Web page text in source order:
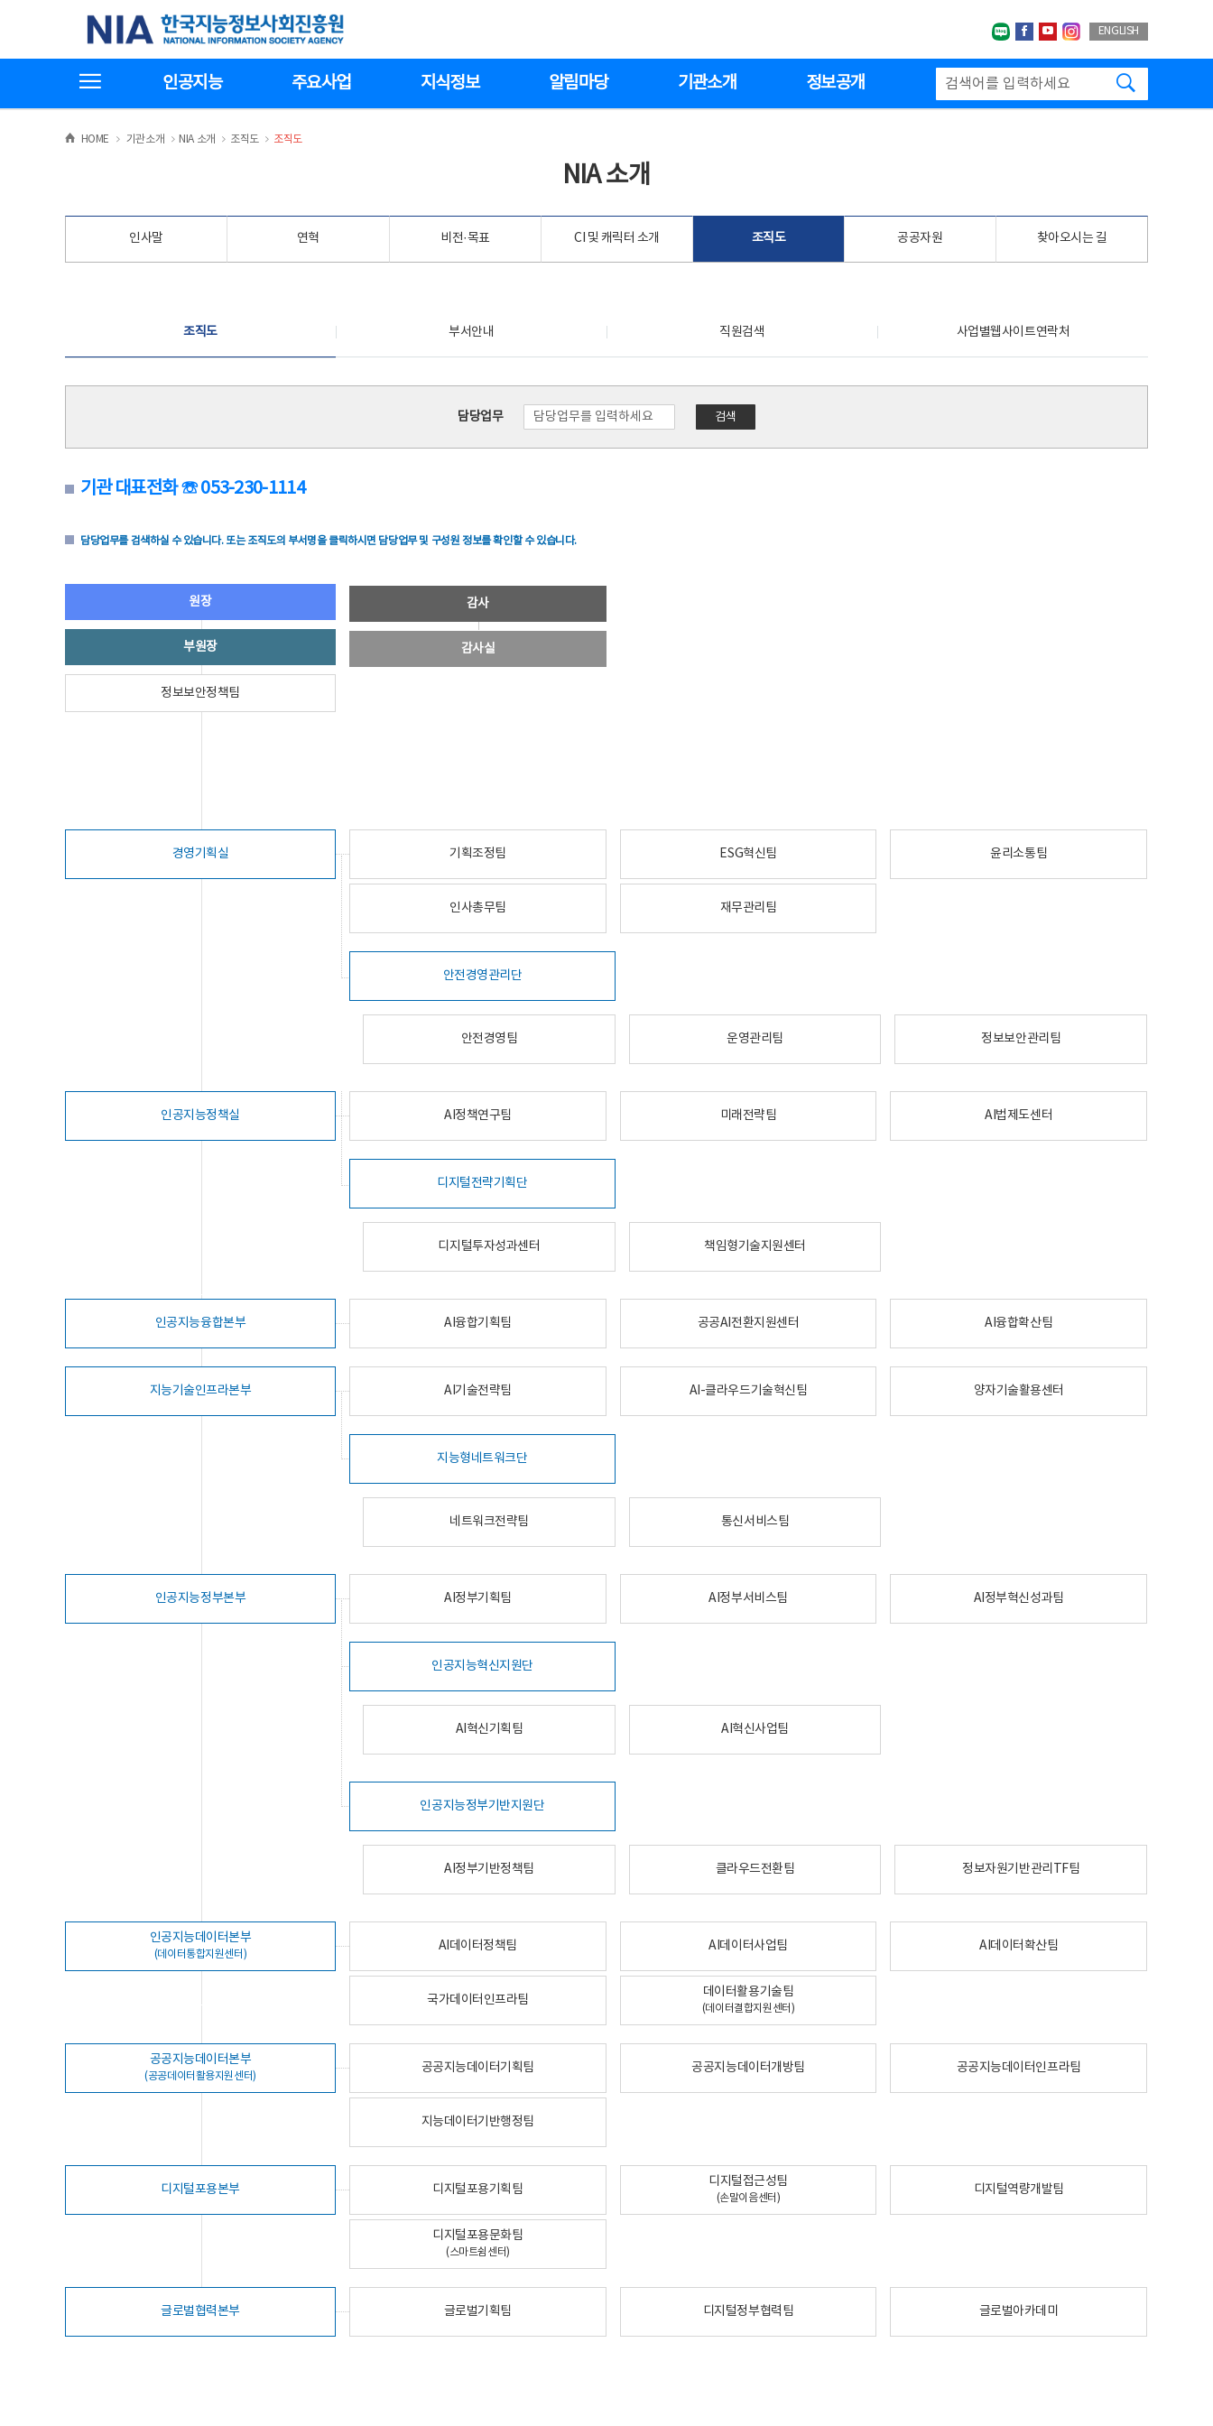
기
한국지능정보사회진흥원
네이버블로그
페이스북
유투브인스타그랩
ENGLISH
인공지능 주요사업 지식정보 알림마당 기관소개 정보공개
HOME >
기관소개 >NIA 소개 >
조직도 >
조직도
NIA 소개
인사말 연혁 비전·목표 CI 및 캐릭터 소개 조직도 공공자원 찾아오시는 길
조직도 부서안내 직원검색 사업별웹사이트연락처
담당업무 검색
기관 대표전화 ☏ 053-230-1114
담당업무를 검색하실 수 있습니다. 또는 조직도의 부서명을 클릭하시면 담당업무 및 구성원 정보를 확인할 수 있습니다.
원장
부원장
정보보안정책팀
감사
감사실
경영기획실 기획조정팀 ESG혁신팀 윤리소통팀
인사총무팀 재무관리팀
안전경영관리단
안전경영팀 운영관리팀 정보보안관리팀
인공지능정책실 AI정책연구팀 미래전략팀 AI법제도센터
디지털전략기획단
디지털투자성과센터 책임형기술지원센터
인공지능융합본부 AI융합기획팀 공공AI전환지원센터 AI융합확산팀
지능기술인프라본부 AI기술전략팀 AI-클라우드기술혁신팀 양자기술활용센터
지능형네트워크단
네트워크전략팀 통신서비스팀
인공지능정부본부 AI정부기획팀 AI정부서비스팀 AI정부혁신성과팀
인공지능혁신지원단
AI혁신기획팀 AI혁신사업팀
인공지능정부기반지원단
AI정부기반정책팀 클라우드전환팀 정보자원기반관리TF팀
인공지능데이터본부
(데이터통합지원센터)
AI데이터정책팀 AI데이터사업팀 AI데이터확산팀
국가데이터인프라팀
데이터활용기술팀
(데이터결합지원센터)
공공지능데이터본부
(공공데이터활용지원센터)
공공지능데이터기획팀 공공지능데이터개방팀 공공지능데이터인프라팀
지능데이터기반행정팀
디지털포용본부 디지털포용기획팀
디지털접근성팀
(손말이음센터)
디지털역량개발팀
디지털포용문화팀
(스마트쉼센터)
글로벌협력본부 글로벌기획팀 디지털정부협력팀 글로벌아카데미